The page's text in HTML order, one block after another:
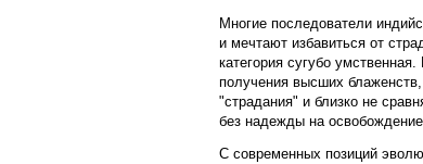
Многие последователи
и мечтают избавиться от
категория сугубо
получения высших
"страдания" и близко не
без надежды на
С современных позиций